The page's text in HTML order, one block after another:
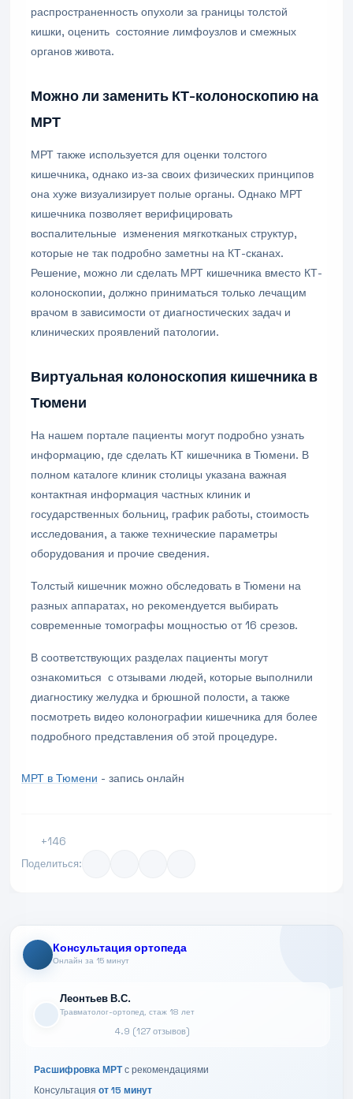
распространенность опухоли за границы толстой
кишки, оценить состояние лимфоузлов и смежных
органов живота.
Можно ли заменить КТ-колоноскопию на
МРТ
МРТ также используется для оценки толстого
кишечника, однако из-за своих физических принципов
она хуже визуализирует полые органы. Однако МРТ
кишечника позволяет верифицировать
воспалительные изменения мягкотканых структур,
которые не так подробно заметны на КТ-сканах.
Решение, можно ли сделать МРТ кишечника вместо КТ-
колоноскопии, должно приниматься только лечащим
врачом в зависимости от диагностических задач и
клинических проявлений патологии.
Виртуальная колоноскопия кишечника в
Тюмени
На нашем портале пациенты могут подробно узнать
информацию, где сделать КТ кишечника в Тюмени. В
полном каталоге клиник столицы указана важная
контактная информация частных клиник и
государственных больниц, график работы, стоимость
исследования, а также технические параметры
оборудования и прочие сведения.
Толстый кишечник можно обследовать в Тюмени на
разных аппаратах, но рекомендуется выбирать
современные томографы мощностью от 16 срезов.
В соответствующих разделах пациенты могут
ознакомиться с отзывами людей, которые выполнили
диагностику желудка и брюшной полости, а также
посмотреть видео колонографии кишечника для более
подробного представления об этой процедуре.
МРТ в Тюмени - запись онлайн
+146
Поделиться:
Консультация ортопеда
Онлайн за 15 минут
Леонтьев В.С.
Травматолог-ортопед, стаж 18 лет
4.9 (127 отзывов)
Расшифровка МРТс рекомендациями
Консультация от 15 минут